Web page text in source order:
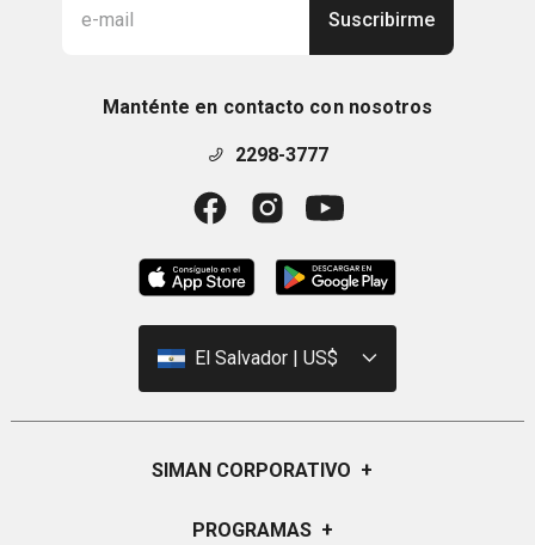
Suscribirme
Manténte en contacto con nosotros
2298-3777
El Salvador | US$
SIMAN CORPORATIVO +
Quiénes Somos
PROGRAMAS +